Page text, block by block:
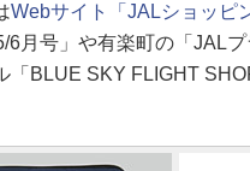
Webサイト「JALショッピ
6月号」や有楽町の「JAL
「BLUE SKY FLIGHT